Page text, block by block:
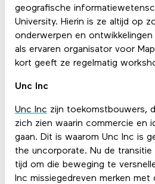
geografische
University. Hierin is ze altijd op
onderwerpen en
als ervaren organisator voor
kort geeft ze regelmatig
Unc Inc
Unc Inc zijn toekomstbouwers,
zich zien waarin commercie en
gaan. Dit is waarom Unc Inc is
the uncorporate. Nu de
tijd om die beweging te
Inc missiegedreven merken met